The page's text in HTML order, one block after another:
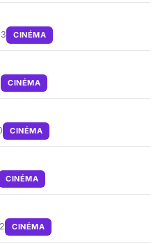
CINÉMA
CINÉMA
CINÉMA
CINÉMA
CINÉMA